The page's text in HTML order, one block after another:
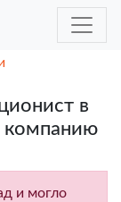
в
компанию
и могло